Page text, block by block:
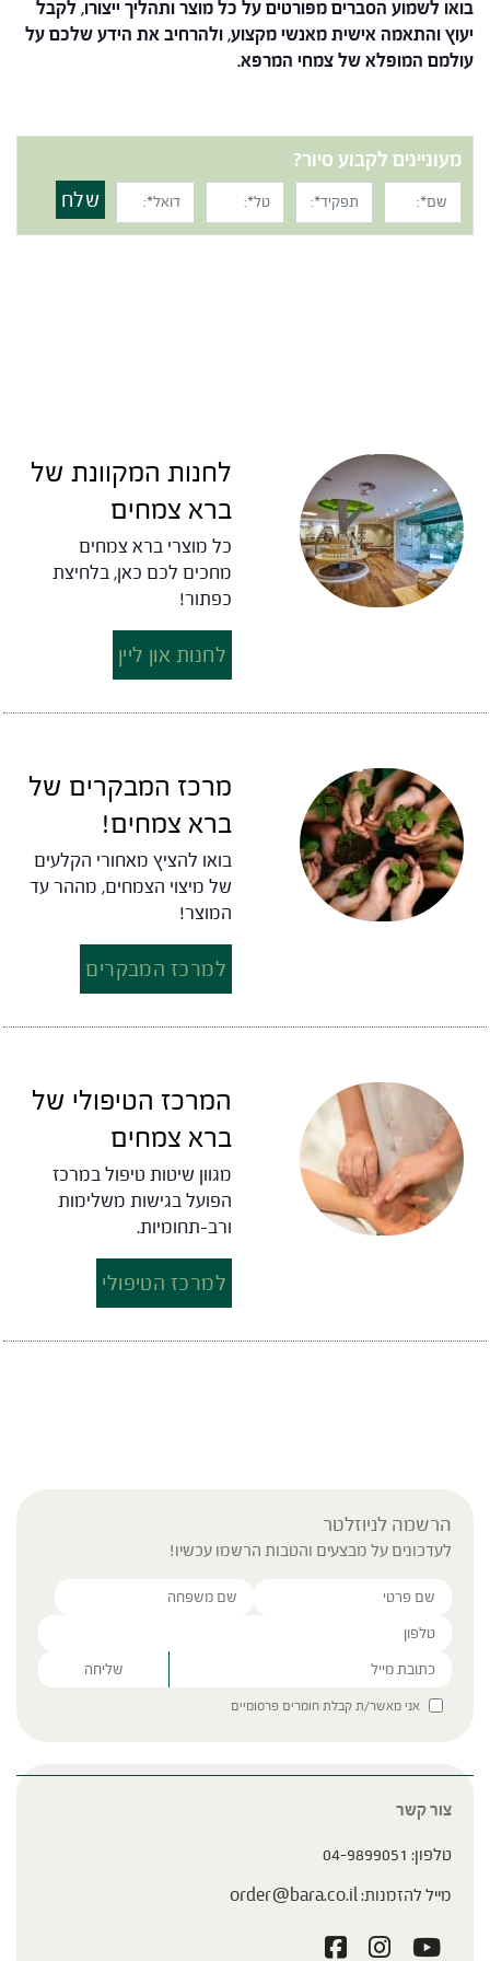
בואו לשמוע הסברים מפורטים על כל מוצר ותהליך ייצורו, לקבל
יעוץ והתאמה אישית מאנשי מקצוע,ולהרחיב את הידע שלכם על
עולמם המופלא של צמחי המרפא.
מעוניינים לקבוע סיור?
שלח
לחנות המקוונת של
ברא צמחים
כל מוצרי ברא צמחים
מחכים לכם כאן, בלחיצת
כפתור!
לחנות און ליין
מרכז המבקרים של
ברא צמחים!
בואו להציץ מאחורי הקלעים
של מיצוי הצמחים, מההר עד
המוצר!
למרכז המבקרים
המרכז הטיפולי של
ברא צמחים
מגוון שיטות טיפול במרכז
הפועל בגישות משלימות
ורב-תחומיות.
למרכז הטיפולי
הרשמה לניוזלטר
לעדכונים על מבצעים והטבות הרשמו עכשיו!
Please leave this field empty.
אני מאשר/ת קבלת חומרים פרסומיים
צור קשר
טלפון: 04-9899051
מייל להזמנות:order@bara.co.il